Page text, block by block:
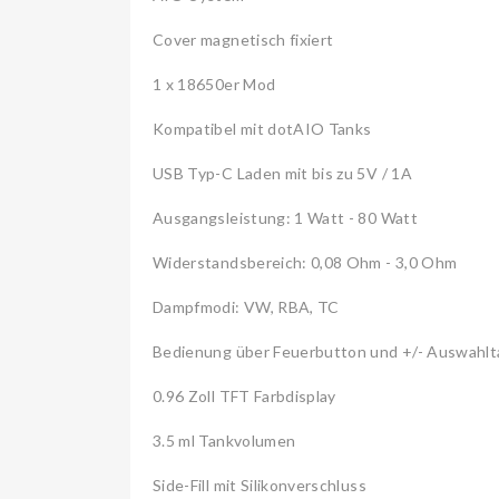
Cover magnetisch fixiert
1 x 18650er Mod
Kompatibel mit dotAIO Tanks
USB Typ-C Laden mit bis zu 5V / 1A
Ausgangsleistung: 1 Watt - 80 Watt
Widerstandsbereich: 0,08 Ohm - 3,0 Ohm
Dampfmodi: VW, RBA, TC
Bedienung über Feuerbutton und +/-
0.96 Zoll TFT Farbdisplay
3.5 ml Tankvolumen
Side-Fill mit Silikonverschluss